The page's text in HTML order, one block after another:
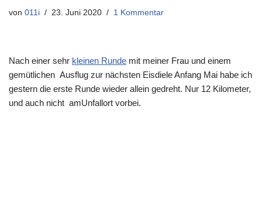
von 011i 23. Juni 2020 1 Kommentar
Nach einer sehr kleinen Runde mit meiner Frau und einem
gemütlichen Ausflug zur nächsten Eisdiele Anfang Mai habe ich
gestern die erste Runde wieder allein gedreht. Nur 12 Kilometer,
und auch nicht amUnfallort vorbei.